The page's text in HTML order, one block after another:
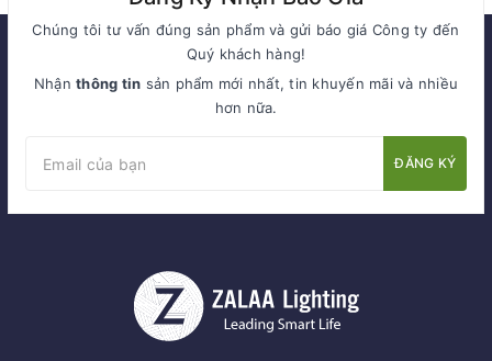
Chúng tôi tư vấn đúng sản phẩm và gửi báo giá Công ty đến
Quý khách hàng!
Nhậnthông tin sản phẩm mới nhất, tin khuyến mãi và nhiều
hơn nữa.
ĐĂNG KÝ